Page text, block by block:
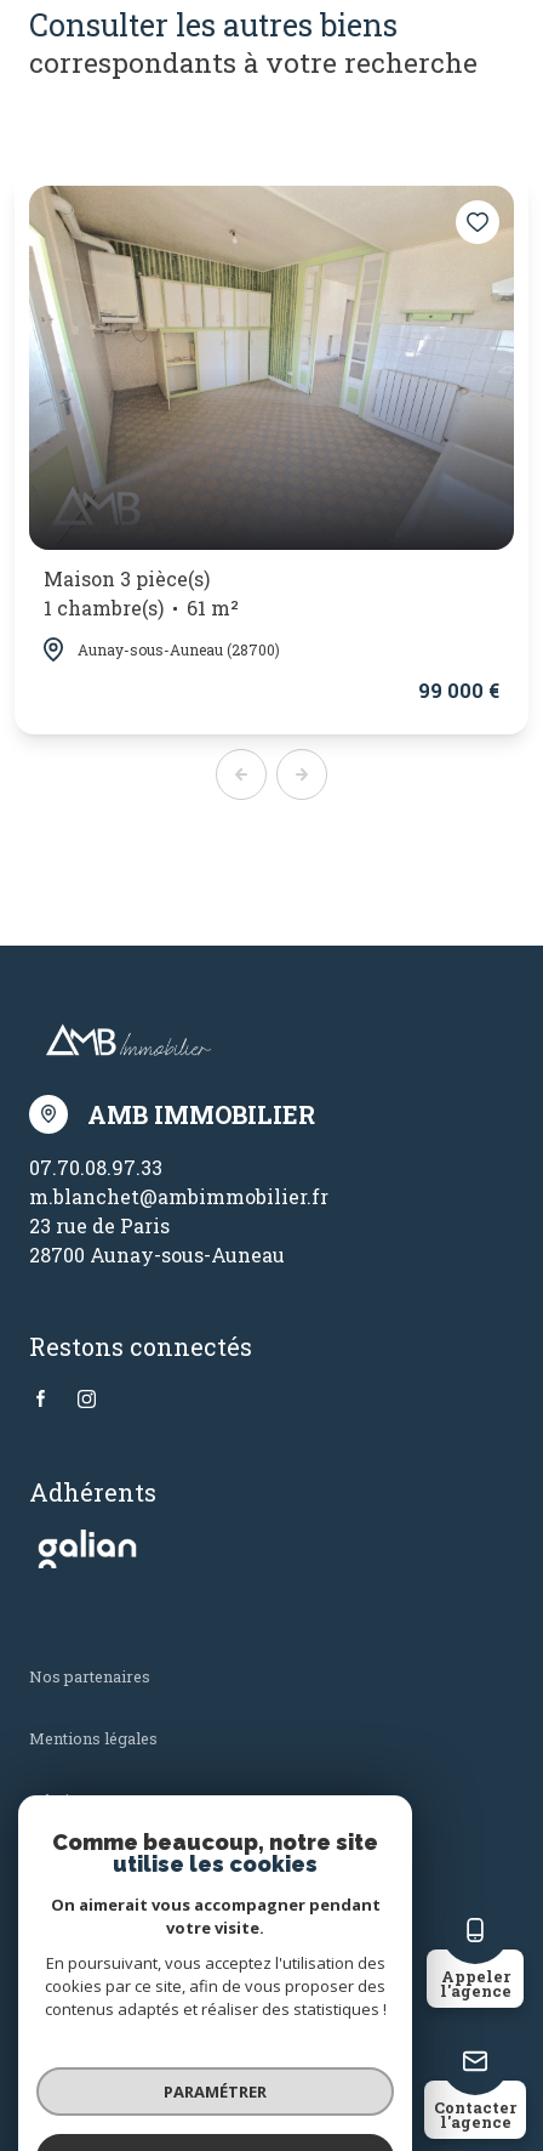
Appeler
l'agence
Contacter
l'agence
consulter les autres biens
correspondants à votre recherche
Maison 3 pièce(s)
1 chambre(s)
61 m²
Aunay-sous-Auneau (28700)
99 000 €
AMB IMMOBILIER
07.70.08.97.33
m.blanchet@ambimmobilier.fr
23 rue de Paris
28700 Aunay-sous-Auneau
Restons connectés
Adhérents
Nos partenaires
Mentions légales
Admin
Nos honoraires
Cookies
© 2026 | Tous droits réservés
Comme beaucoup, notre site
utilise les cookies
On aimerait vous accompagner pendant
votre visite.
En poursuivant, vous acceptez l'utilisation des
cookies par ce site, afin de vous proposer des
contenus adaptés et réaliser des statistiques !
PARAMÉTRER